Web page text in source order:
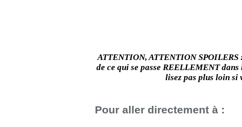
ATTENTION, ATTENTION
de ce qui se passe REELLEMENT
lisez pas plus loin si
Pour aller directement à :